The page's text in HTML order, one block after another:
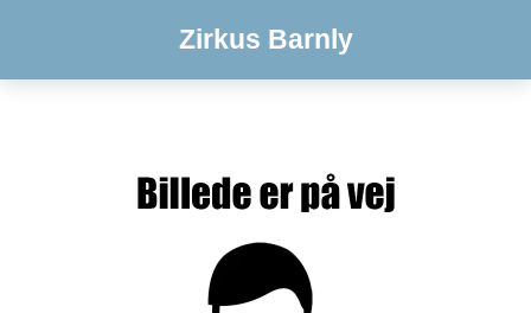
Zirkus Barnly